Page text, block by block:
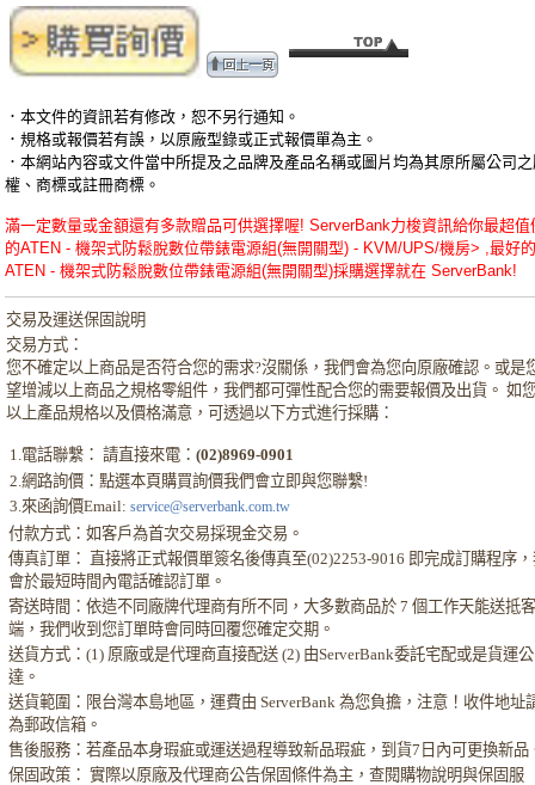
．本文件的資訊若有修改，恕不另行通知。
．規格或報價若有誤，以原廠型錄或正式報價單為主。
．本網站內容或文件當中所提及之品牌及產品名稱或圖片均為其原所屬公司
權、商標或註冊商標。
滿一定數量或金額還有多款贈品可供選擇喔! ServerBank力梭資訊給你最超值
的ATEN - 機架式防鬆脫數位帶錶電源組(無開關型) - KVM/UPS/機房> ,最好的
ATEN - 機架式防鬆脫數位帶錶電源組(無開關型)採購選擇就在 ServerBank!
交易及運送保固說明
交易方式：
您不確定以上商品是否符合您的需求?沒關係，我們會為您向原廠確認。或是
望增減以上商品之規格零組件，我們都可彈性配合您的需要報價及出貨。 如
以上產品規格以及價格滿意，可透過以下方式進行採購：
1.電話聯繫： 請直接來電：(02)8969-0901
2.網路詢價：點選本頁購買詢價我們會立即與您聯繫!
3.來函詢價Email: service@serverbank.com.tw
付款方式：如客戶為首次交易採現金交易。
傳真訂單： 直接將正式報價單簽名後傳真至(02)2253-9016 即完成訂購程序
會於最短時間內電話確認訂單。
寄送時間：依造不同廠牌代理商有所不同，大多數商品於 7 個工作天能送抵
端，我們收到您訂單時會同時回覆您確定交期。
送貨方式：(1) 原廠或是代理商直接配送 (2) 由ServerBank委託宅配或是貨運
達。
送貨範圍：限台灣本島地區，運費由 ServerBank 為您負擔，注意！收件地址
為郵政信箱。
售後服務：若產品本身瑕疵或運送過程導致新品瑕疵，到貨7日內可更換新品
保固政策： 實際以原廠及代理商公告保固條件為主，查閱購物說明與保固服